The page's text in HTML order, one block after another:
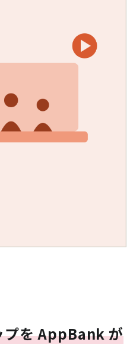
プを AppBank が